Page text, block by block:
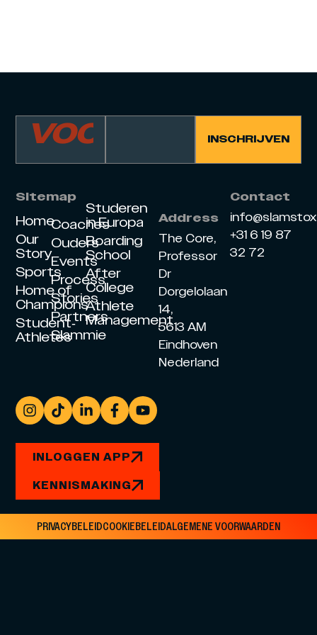
Sitemap
Home
Our
Story
Sports
Home of
Champions
Student-
Athletes
Coaches
Ouders
Events
Process
Stories
Partners
Slammie
Studeren
in Europa
Boarding
School
After
College
Athlete
Management
Address
The Core,
Professor
Dr
Dorgelolaan
14,
5613 AM
Eindhoven
Nederland
Contact
+31 6 19 87
32 72
INLOGGEN APP
KENNISMAKING
PRIVACYBELEIDCOOKIEBELEIDALGEMENE VOORWAARDEN